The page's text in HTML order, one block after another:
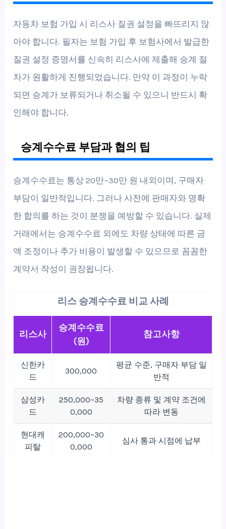
자동차 보험 가입 시 리스사 질권 설정을 빠뜨리지 않
아야 합니다. 필자는 보험 가입 후 보험사에서 발급한
질권 설정 증명서를 신속히 리스사에 제출해 승계 절
차가 원활하게 진행되었습니다. 만약 이 과정이 누락
되면 승계가 보류되거나 취소될 수 있으니 반드시 확
인해야 합니다.
승계수수료 부담과 협의 팁
승계수수료는 통상 20만~30만 원 내외이며, 구매자
부담이 일반적입니다. 그러나 사전에 판매자와 명확
한 합의를 하는 것이 분쟁을 예방할 수 있습니다. 실제
거래에서는 승계수수료 외에도 차량 상태에 따른 금
액 조정이나 추가 비용이 발생할 수 있으므로 꼼꼼한
계약서 작성이 권장됩니다.
리스 승계수수료 비교 사례
리스사
승계수수료
(원)
참고사항
신한카
드
300,000
평균 수준, 구매자 부담 일
반적
삼성카
드
250,000~35
0,000
차량 종류 및 계약 조건에
따라 변동
현대캐
피탈
200,000~30
0,000
심사 통과 시점에 납부